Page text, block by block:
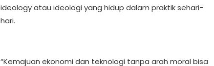
ideology atau ideologi yang hidup dalam praktik sehari-
hari.
“Kemajuan ekonomi dan teknologi tanpa arah moral bisa